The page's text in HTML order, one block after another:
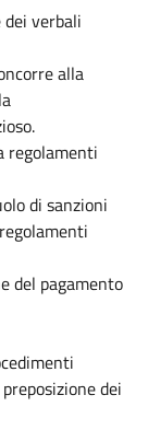
verbali
alla
di sanzioni
del pagamento
dei